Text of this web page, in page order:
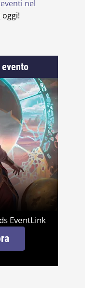
nel
oggi!
EventLink